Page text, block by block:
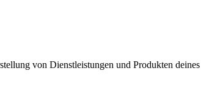
von Dienstleistungen und Produkten deines